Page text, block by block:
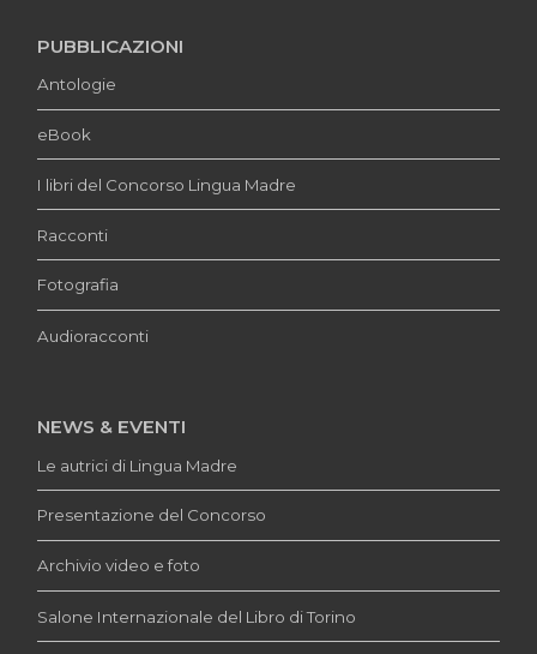
PUBBLICAZIONI
Antologie
eBook
I libri del Concorso Lingua Madre
Racconti
Fotografia
Audioracconti
NEWS & EVENTI
Le autrici di Lingua Madre
Presentazione del Concorso
Archivio video e foto
Salone Internazionale del Libro di Torino